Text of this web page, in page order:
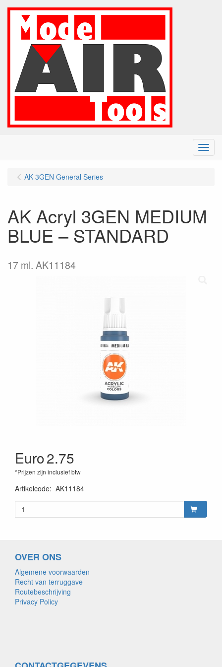
Menu
AK 3GEN General Series
AK Acryl 3GEN MEDIUM
BLUE – STANDARD
17 ml. AK11184
Euro2.75
*Prijzen zijn inclusief btw
Artikelcode: AK11184
OVER ONS
Algemene voorwaarden
Recht van terruggave
Routebeschrijving
Privacy Policy